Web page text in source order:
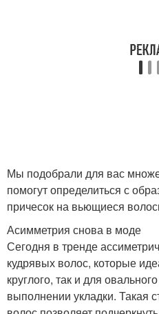
Женские стрижки
Лица с короткими
волосами
Мы подобрали для вас
помогут определиться с
причесок на вьющиеся
Асимметрия снова в моде
Сегодня в тренде
кудрявых волос, которые
круглого, так и для
выполнении укладки. Такая